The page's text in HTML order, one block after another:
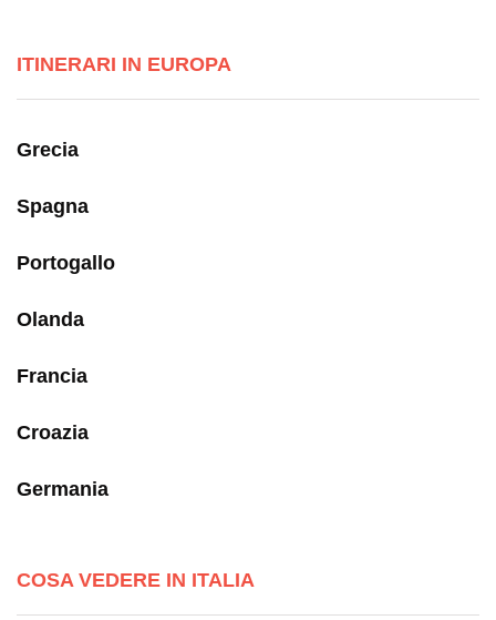
ITINERARI IN EUROPA
Grecia
Spagna
Portogallo
Olanda
Francia
Croazia
Germania
COSA VEDERE IN ITALIA